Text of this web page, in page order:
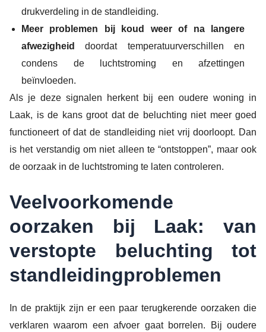
drukverdeling in de standleiding.
Meer problemen bij koud weer of na langere
afwezigheid
doordat temperatuurverschillen en
condens de luchtstroming en afzettingen
beïnvloeden.
Als je deze signalen herkent bij een oudere woning in
Laak, is de kans groot dat de beluchting niet meer goed
functioneert of dat de standleiding niet vrij doorloopt. Dan
is het verstandig om niet alleen te “ontstoppen”, maar ook
de oorzaak in de luchtstroming te laten controleren.
Veelvoorkomende
oorzaken bij Laak: van
verstopte beluchting tot
standleidingproblemen
In de praktijk zijn er een paar terugkerende oorzaken die
verklaren waarom een afvoer gaat borrelen. Bij oudere